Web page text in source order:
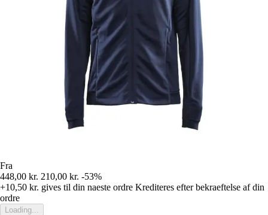
Fra
448,00 kr. 210,00 kr. -53%
+10,50 kr. gives til din naeste ordre Krediteres efter bekraeftelse af din
ordre
Loading...